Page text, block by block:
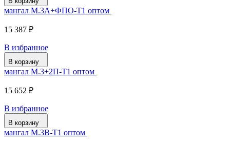
мангал М.3А+ФПО-Т1 оптом
15 387 ₽
В избранное
В корзину
мангал М.3+2П-Т1 оптом
15 652 ₽
В избранное
В корзину
мангал М.3В-Т1 оптом